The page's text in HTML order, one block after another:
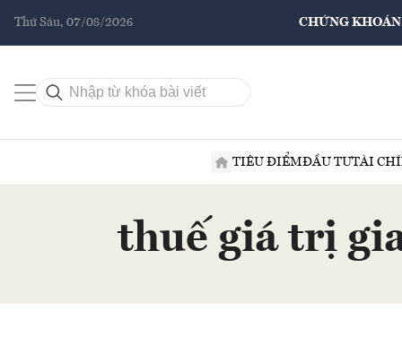
Thứ Sáu, 07/08/2026 CHỨNG KHOÁN
TIÊU ĐIỂMĐẦU TƯTÀI
thuế giá trị